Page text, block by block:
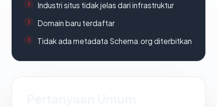
Industri situs tidak jelas dari infrastruktur
Domain baru terdaftar
Tidak ada metadata Schema.org diterbitkan